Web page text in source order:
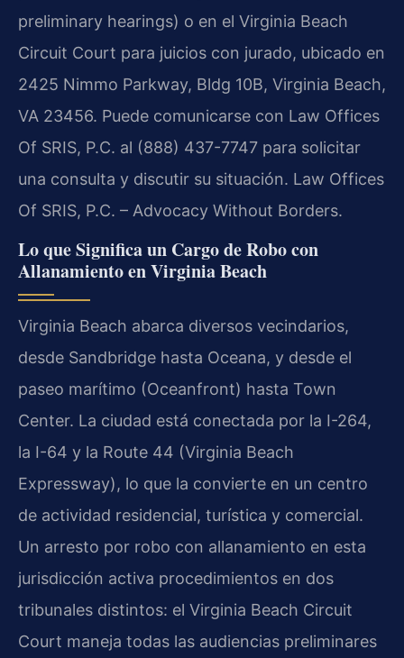
preliminary hearings) o en el Virginia Beach
Circuit Court para juicios con jurado, ubicado en
2425 Nimmo Parkway, Bldg 10B, Virginia Beach,
VA 23456. Puede comunicarse con Law Offices
Of SRIS, P.C. al (888) 437-7747 para solicitar
una consulta y discutir su situación. Law Offices
Of SRIS, P.C. – Advocacy Without Borders.
Lo que Significa un Cargo de Robo con
Allanamiento en Virginia Beach
Virginia Beach abarca diversos vecindarios,
desde Sandbridge hasta Oceana, y desde el
paseo marítimo (Oceanfront) hasta Town
Center. La ciudad está conectada por la I-264,
la I-64 y la Route 44 (Virginia Beach
Expressway), lo que la convierte en un centro
de actividad residencial, turística y comercial.
Un arresto por robo con allanamiento en esta
jurisdicción activa procedimientos en dos
tribunales distintos: el Virginia Beach Circuit
Court maneja todas las audiencias preliminares